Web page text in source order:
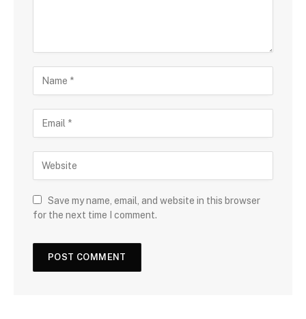
Save my name, email, and website in this browser
for the next time I comment.